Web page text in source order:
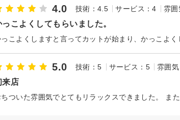
4.0 技術：4.5 サービス：4 雰囲
っこよくしてもらいました。
こよくしますと言ってカットが始まり、かっこよ
5.0 技術：5 サービス：5 雰囲
来店
ちついた雰囲気でとてもリラックスできました。 ま